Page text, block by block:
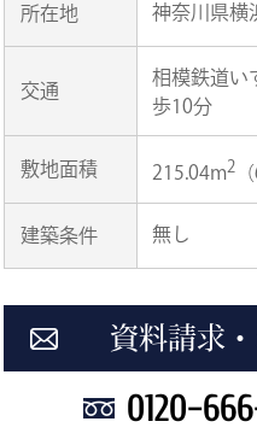
所在地 神奈川県横
交通
相模鉄道い
歩10分
敷地面積 215.04m2
建築条件 無し
資料請求
0120-